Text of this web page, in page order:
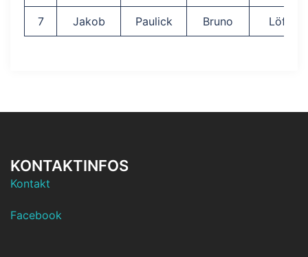
7 Jakob Paulick Bruno Löffler
KONTAKTINFOS
Kontakt
Facebook